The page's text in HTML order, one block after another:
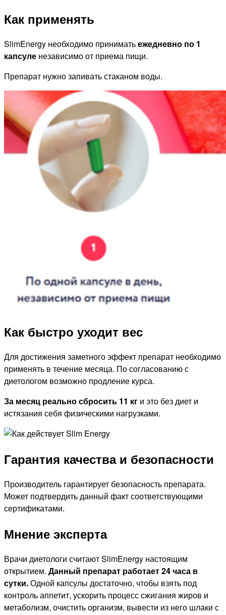
Как применять
SlimEnergy необходимо приниматьежедневно по 1
капсуле независимо от приема пищи.
Препарат нужно запивать стаканом воды.
Как быстро уходит вес
Для достижения заметного эффект препарат необходимо
применять в течение месяца. По согласованию с
диетологом возможно продление курса.
За месяц реально сбросить 11 кг и это без диет и
истязания себя физическими нагрузками.
Гарантия качества и безопасности
Производитель гарантирует безопасность препарата.
Может подтвердить данный факт соответствующими
сертификатами.
Мнение эксперта
Врачи диетологи считают SlimEnergy настоящим
открытием. Данный препарат работает 24 часа в
сутки.Одной капсулы достаточно, чтобы взять под
контроль аппетит, ускорить процесс сжигания жиров и
метаболизм, очистить организм, вывести из него шлаки с